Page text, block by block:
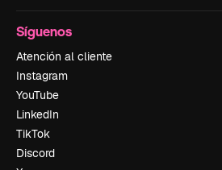
Síguenos
Atención al cliente
Instagram
YouTube
LinkedIn
TikTok
Discord